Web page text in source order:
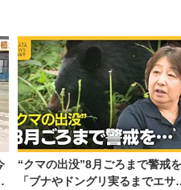
“クマの出没”8月ごろまで警戒を
「ブナやドングリ実るまでエサ